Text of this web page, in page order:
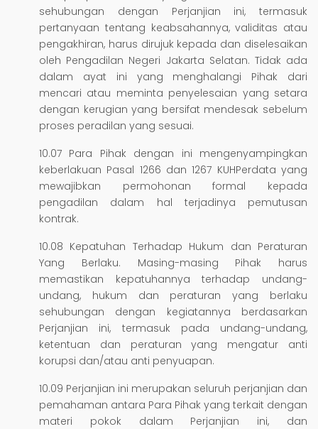
sehubungan dengan Perjanjian ini, termasuk
pertanyaan tentang keabsahannya, validitas atau
pengakhiran, harus dirujuk kepada dan diselesaikan
oleh Pengadilan Negeri Jakarta Selatan. Tidak ada
dalam ayat ini yang menghalangi Pihak dari
mencari atau meminta penyelesaian yang setara
dengan kerugian yang bersifat mendesak sebelum
proses peradilan yang sesuai.
10.07 Para Pihak dengan ini mengenyampingkan
keberlakuan Pasal 1266 dan 1267 KUHPerdata yang
mewajibkan permohonan formal kepada
pengadilan dalam hal terjadinya pemutusan
kontrak.
10.08 Kepatuhan Terhadap Hukum dan Peraturan
Yang Berlaku. Masing-masing Pihak harus
memastikan kepatuhannya terhadap undang-
undang, hukum dan peraturan yang berlaku
sehubungan dengan kegiatannya berdasarkan
Perjanjian ini, termasuk pada undang-undang,
ketentuan dan peraturan yang mengatur anti
korupsi dan/atau anti penyuapan.
10.09 Perjanjian ini merupakan seluruh perjanjian dan
pemahaman antara Para Pihak yang terkait dengan
materi pokok dalam Perjanjian ini, dan